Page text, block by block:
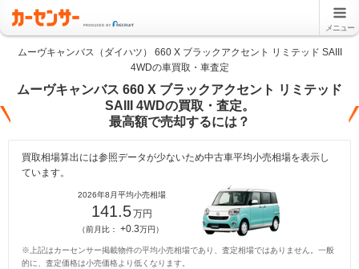
メニュー
ムーヴキャンバス（ダイハツ） 660 X ブラックアクセント リミテッド SAIII
4WDの車買取・車査定
ムーヴキャンバス 660 X ブラックアクセント リミテッド
SAIII 4WDの買取・査定。
最高額で売却するには？
買取相場算出には参照データが少ないため中古車平均小売相場を表示し
ています。
2026年8月平均小売相場
141.5万円
（前月比： +0.3万円）
※上記はカーセンサー掲載物件の平均小売相場であり、査定相場ではありません。一般
的に、査定価格は小売価格より低くなります。